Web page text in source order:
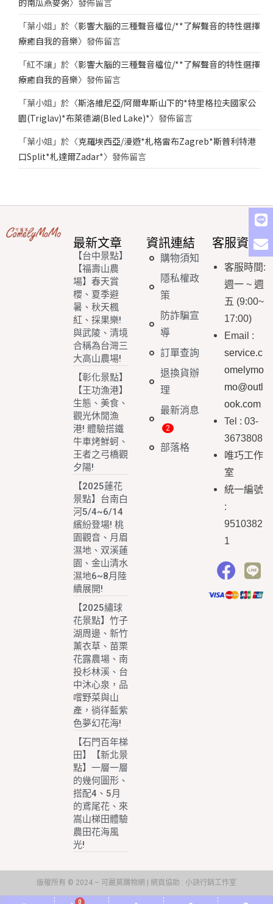
的南瓜燕麥粥〉發佈留言
「葉小姐 」於〈影響大腦的三種聲音檔位/**了解聲音的特性選擇
療癒自我的音樂〉發佈留言
「紅不讓 」於〈影響大腦的三種聲音檔位/**了解聲音的特性選擇
療癒自我的音樂〉發佈留言
「葉小姐 」於〈斯洛維尼亞/阿爾卑斯山下的*特里格拉夫國家公
園(Triglav)*布萊德湖(Bled Lake)*〉發佈留言
「葉小姐 」於〈克羅埃西亞/漫遊*札格雷布Zagreb*斯普利特港
口Split*札達爾Zadar*〉發佈留言
最新文章
【台中景點】
【福壽山農
場】春天賞
櫻、夏季避
暑、秋天楓
紅、採果樂!
與武陵、清境
合稱為台灣三
大高山農場!
【彰化景點】
【王功漁港】
生態、美食、
觀光休閒漁
港! 體驗搭鐵
牛車烤鮮蚵、
王者之弓橋觀
夕陽!
【2025蓮花
景點】台南白
河5/4~6/14
繽紛登場! 桃
園觀音、月眉
濕地、双溪蓮
園、金山清水
濕地6~8月陸
續展開!
【2025繡球
花景點】竹子
湖周邊、新竹
薰衣草、苗栗
花露農場、南
投杉林溪、台
中沐心泉，品
嚐野菜與山
產，徜徉藍紫
色夢幻花海!
【石門百年梯
田】【新北景
點】一層一層
的幾何圖形、
搭配4、5月
的鳶尾花、來
嵩山梯田體驗
農田花海風
光!
資訊連結
購物須知
隱私權政
策
防詐騙宣
導
訂單查詢
退換貨辦
理
最新消息
部落格
客服資訊
客服時間:
週一 ~ 週
五 (9:00~
17:00)
Email :
service.c
omelymo
mo@outl
ook.com
Tel : 03-
3673808
唯巧工作
室
統一編號
:
9510382
1
版權所有 © 2024 – 可麗莫購物網 | 網頁協助 : 小訣行銷工作室
0